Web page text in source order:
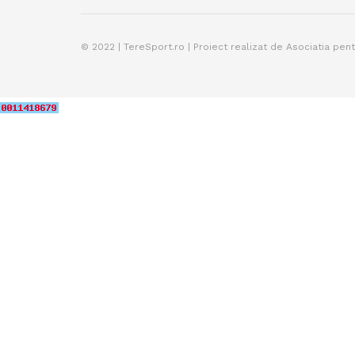
© 2022 | TereSport.ro | Proiect realizat de Asociatia